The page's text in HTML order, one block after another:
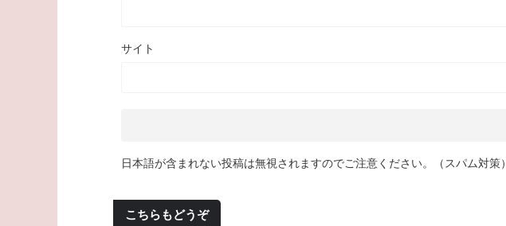
サイト
日本語が含まれない投稿は無視されますのでご注意ください。（スパム対策）
こちらもどうぞ